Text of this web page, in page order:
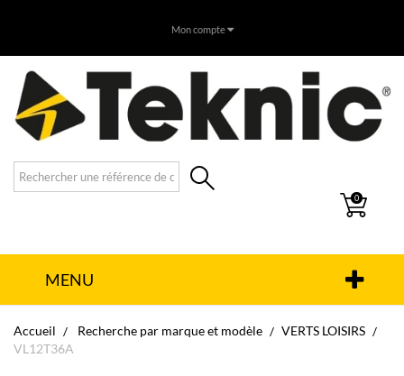
Mon compte
0
MENU
Accueil Recherche par marque et modèle
VERTS LOISIRS
VL12T36A